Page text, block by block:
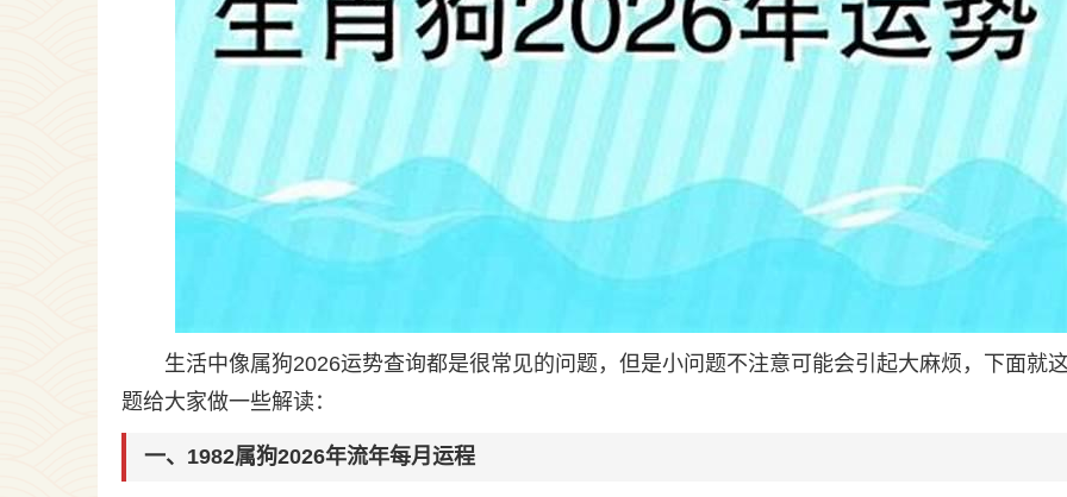
生活中像属狗2026运势查询都是很常见的问题，但是小问题不注意可能会引起大麻烦，下面就
题给大家做一些解读：
一、1982属狗2026年流年每月运程